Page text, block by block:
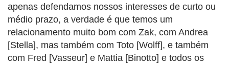
apenas defendamos nossos interesses de curto ou
médio prazo, a verdade é que temos um
relacionamento muito bom com Zak, com Andrea
[Stella], mas também com Toto [Wolff], e também
com Fred [Vasseur] e Mattia [Binotto] e todos os